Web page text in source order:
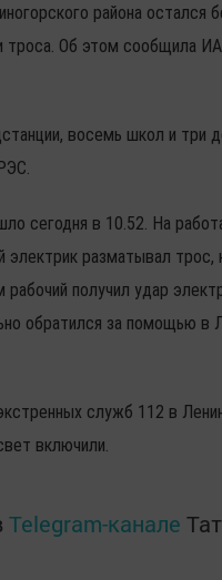
района остался
троса. Об этом сообщила
восемь школ и три
сегодня в 10.52. На
электрик разматывал трос,
получил удар
обратился за помощью в
служб 112 в
включили.
Telegram-канале